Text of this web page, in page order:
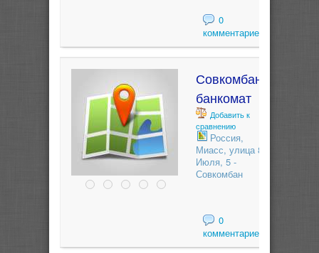
0
комментариев
Совкомбанк,
банкомат
Добавить к
сравнению
Россия,
Миасс, улица 8
Июля, 5 -
Совкомбан
0
комментариев